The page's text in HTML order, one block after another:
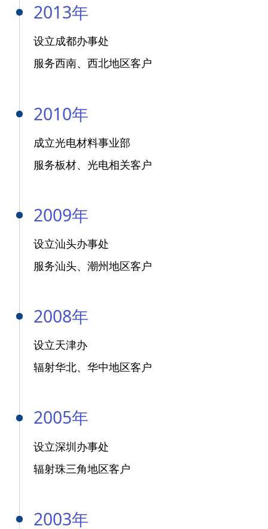
2013年
设立成都办事处
服务西南、西北地区客户
2010年
成立光电材料事业部
服务板材、光电相关客户
2009年
设立汕头办事处
服务汕头、潮州地区客户
2008年
设立天津办
辐射华北、华中地区客户
2005年
设立深圳办事处
辐射珠三角地区客户
2003年